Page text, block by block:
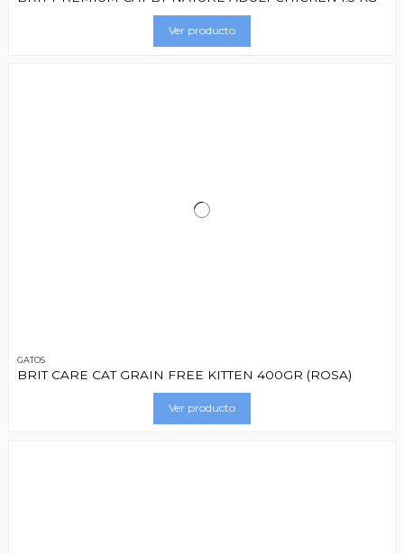
Ver producto
GATOS
BRIT CARE CAT GRAIN FREE KITTEN 400GR (ROSA)
Ver producto